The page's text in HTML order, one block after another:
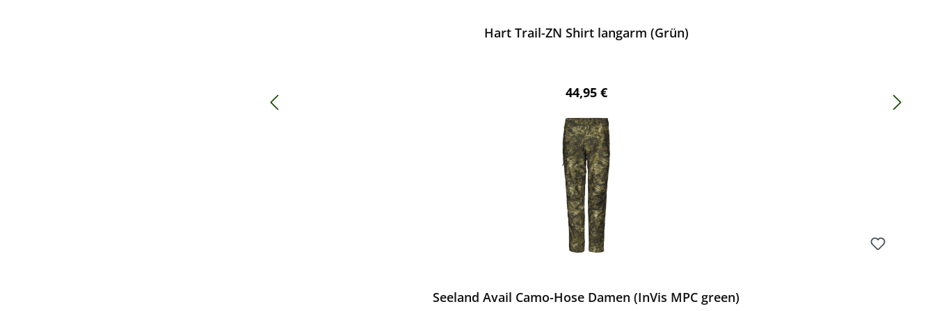
Hart Trail-ZN Shirt langarm (Grün)
Regulärer Preis:
44,95 €
Seeland Avail Camo-Hose Damen (InVis MPC green)